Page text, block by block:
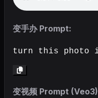
变手办 Prompt:
turn this photo
变视频 Prompt